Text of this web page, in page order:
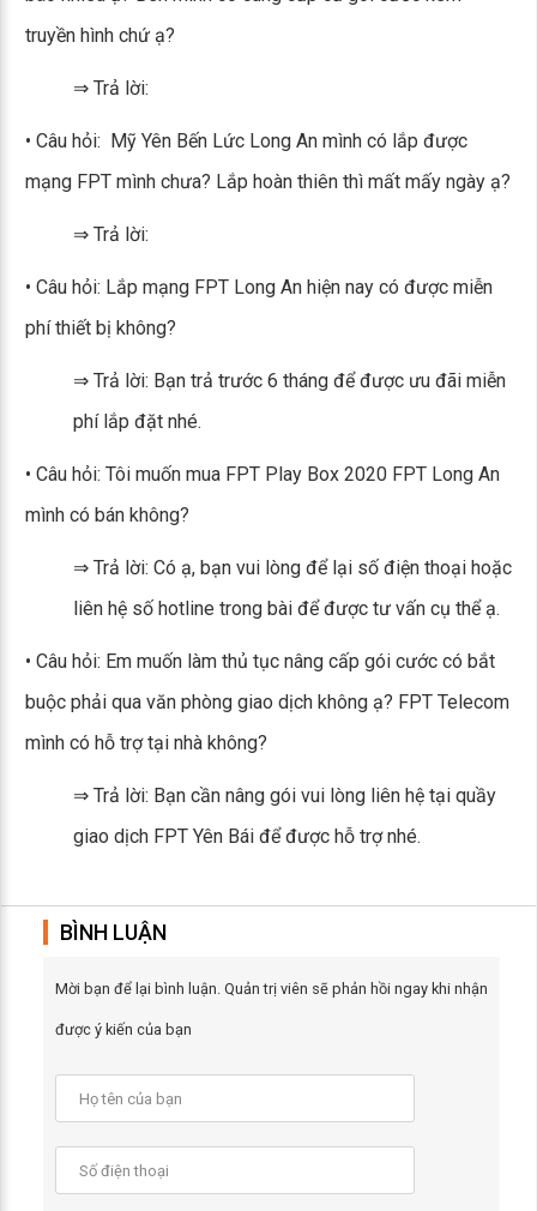
truyền hình chứ ạ?
⇒ Trả lời:
• Câu hỏi: Mỹ Yên Bến Lức Long An mình có lắp được
mạng FPT mình chưa? Lắp hoàn thiên thì mất mấy ngày ạ?
⇒ Trả lời:
• Câu hỏi: Lắp mạng FPT Long An hiện nay có được miễn
phí thiết bị không?
⇒ Trả lời: Bạn trả trước 6 tháng để được ưu đãi miễn
phí lắp đặt nhé.
• Câu hỏi: Tôi muốn mua FPT Play Box 2020 FPT Long An
mình có bán không?
⇒ Trả lời: Có ạ, bạn vui lòng để lại số điện thoại hoặc
liên hệ số hotline trong bài để được tư vấn cụ thể ạ.
• Câu hỏi: Em muốn làm thủ tục nâng cấp gói cước có bắt
buộc phải qua văn phòng giao dịch không ạ? FPT Telecom
mình có hỗ trợ tại nhà không?
⇒ Trả lời: Bạn cần nâng gói vui lòng liên hệ tại quầy
giao dịch FPT Yên Bái để được hỗ trợ nhé.
BÌNH LUẬN
Mời bạn để lại bình luận. Quản trị viên sẽ phản hồi ngay khi nhận
được ý kiến của bạn